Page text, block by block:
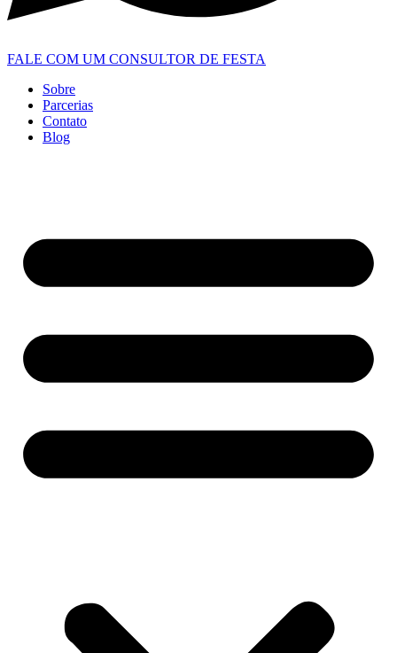
FALE COM UM CONSULTOR DE FESTA
Sobre
Parcerias
Contato
Blog